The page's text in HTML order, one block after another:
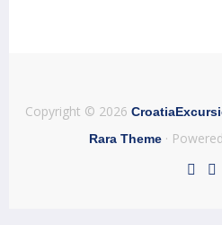
Copyright © 2026
Rara Theme ·